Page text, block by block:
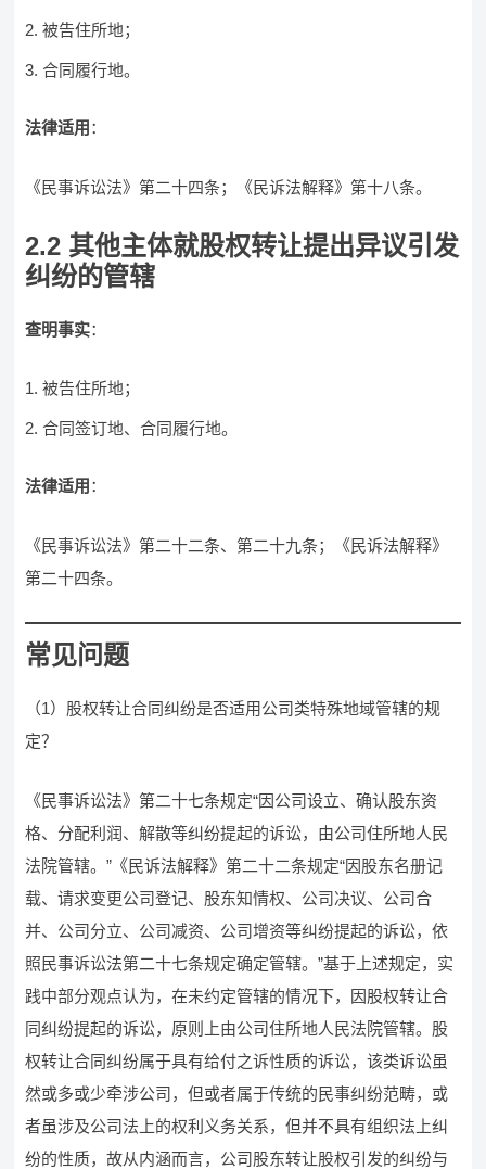
被告住所地；
合同履行地。
法律适用 ：
《民事诉讼法》第二十四条；《民诉法解释》第十八条。
2.2 其他主体就股权转让提出异议引发
纠纷的管辖
查明事实：
被告住所地；
合同签订地、合同履行地。
法律适用 ：
《民事诉讼法》第二十二条、第二十九条；《民诉法解释》
第二十四条。
常见问题
（1）股权转让合同纠纷是否适用公司类特殊地域管辖的规
定？
《民事诉讼法》第二十七条规定“因公司设立、确认股东资
格、分配利润、解散等纠纷提起的诉讼，由公司住所地人民
法院管辖。”《民诉法解释》第二十二条规定“因股东名册记
载、请求变更公司登记、股东知情权、公司决议、公司合
并、公司分立、公司减资、公司增资等纠纷提起的诉讼，依
照民事诉讼法第二十七条规定确定管辖。”基于上述规定，实
践中部分观点认为，在未约定管辖的情况下，因股权转让合
同纠纷提起的诉讼，原则上由公司住所地人民法院管辖。股
权转让合同纠纷属于具有给付之诉性质的诉讼，该类诉讼虽
然或多或少牵涉公司，但或者属于传统的民事纠纷范畴，或
者虽涉及公司法上的权利义务关系，但并不具有组织法上纠
纷的性质，故从内涵而言，公司股东转让股权引发的纠纷与